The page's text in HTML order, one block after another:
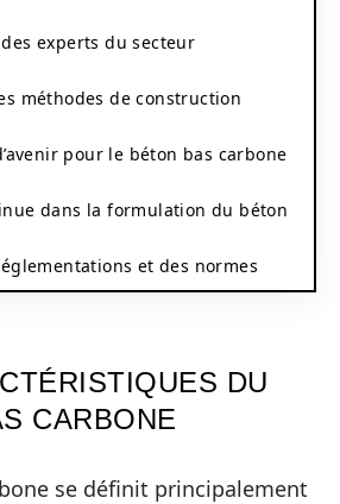
experts du secteur
méthodes de construction
pour le béton bas carbone
dans la formulation du béton
et des normes
DU
CARBONE
se définit principalement